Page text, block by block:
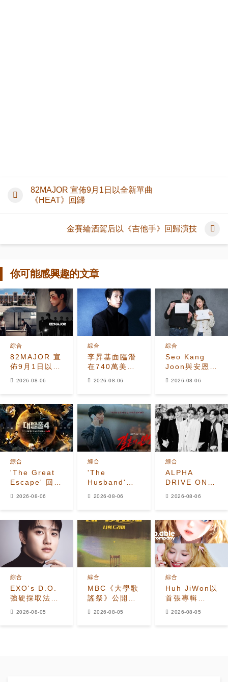
82MAJOR 宣佈9月1日以全新單曲
《HEAT》回歸
金賽綸酒駕后以《吉他手》回歸演技
你可能感興趣的文章
82MAJOR 宣
佈9月1日以全
新單曲
綜合
2026-08-06
李昇基面臨潛
在740萬美元
保證金損失，
款恐受牽連
綜合
2026-08-06
Seo Kang
Joon與安恩真
首次劇本圍讀
綜合
2026-08-06
'The Great
Escape' 回
歸！姜鎬童退
夫勝寛加入全
新陣容
綜合
2026-08-06
'The
Husband'收
視飆升至
榜首，懸疑劇
進入最後兩集
綜合
2026-08-06
ALPHA
DRIVE ONE
公開
霸氣預告照
綜合
2026-08-06
EXO's D.O.
強硬採取法律
行動應對惡意
綜合
2026-08-05
MBC《大學歌
謠祭》公開
2026年全新
綜合
2026-08-05
Huh JiWon以
首張專輯
《The
綜合
2026-08-05